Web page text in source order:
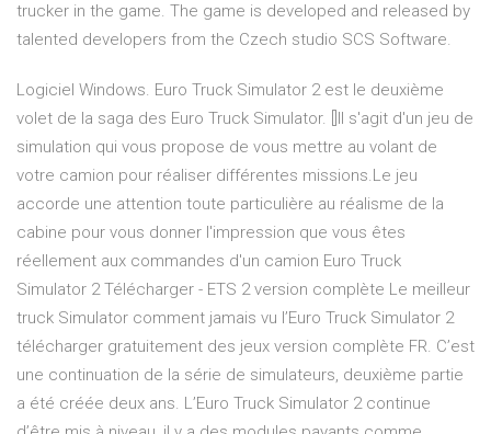
trucker in the game. The game is developed and released by
talented developers from the Czech studio SCS Software.
Logiciel Windows. Euro Truck Simulator 2 est le deuxième
volet de la saga des Euro Truck Simulator. []Il s'agit d'un jeu de
simulation qui vous propose de vous mettre au volant de
votre camion pour réaliser différentes missions.Le jeu
accorde une attention toute particulière au réalisme de la
cabine pour vous donner l'impression que vous êtes
réellement aux commandes d'un camion Euro Truck
Simulator 2 Télécharger - ETS 2 version complète Le meilleur
truck Simulator comment jamais vu l’Euro Truck Simulator 2
télécharger gratuitement des jeux version complète FR. C’est
une continuation de la série de simulateurs, deuxième partie
a été créée deux ans. L’Euro Truck Simulator 2 continue